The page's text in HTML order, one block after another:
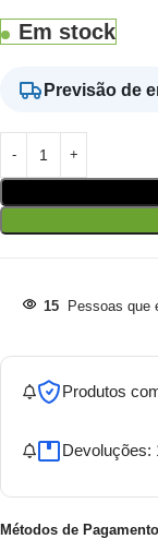
Em stock
Previsão de
15 Pessoas que
Produtos
Devoluções:
Métodos de